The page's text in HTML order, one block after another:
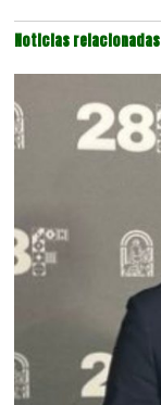
Noticias relacionadas